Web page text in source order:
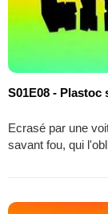
S01E08 - Plastoc
Ecrasé par une
savant fou, qui